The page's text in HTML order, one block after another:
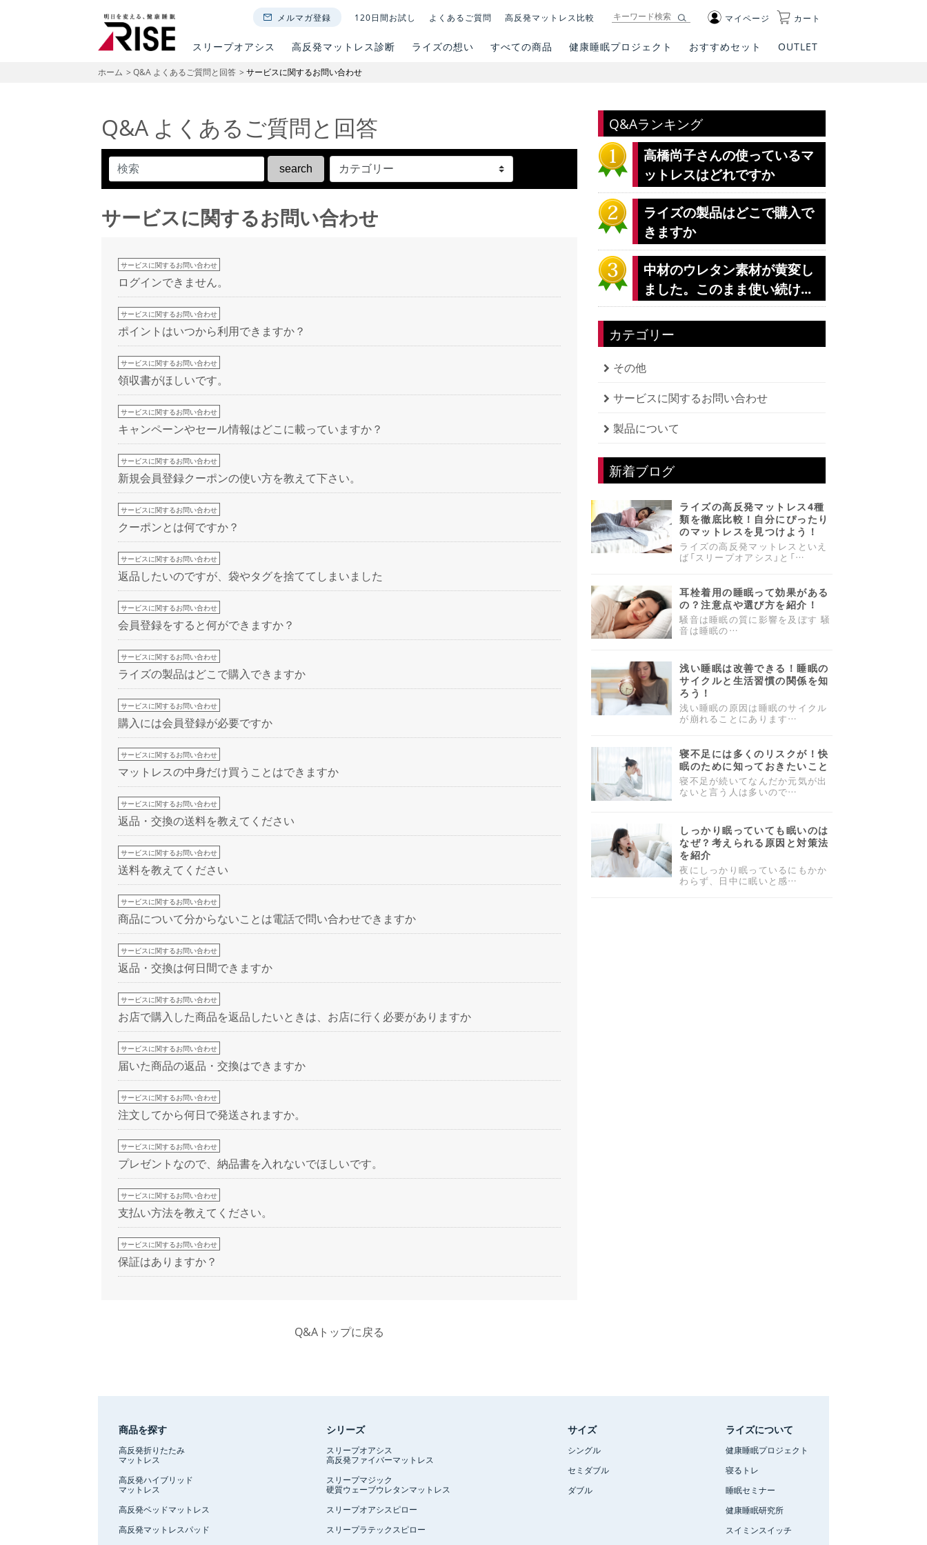
マイページ カート
メルマガ登録 120日間お試し よくあるご質問 高反発マットレス比較
スリープオアシス 高反発マットレス診断 ライズの想い すべての商品 健康睡眠プロジェクト おすすめセット OUTLET
ホーム Q&A よくあるご質問と回答 サービスに関するお問い合わせ
Q&A よくあるご質問と回答
サービスに関するお問い合わせ
サービスに関するお問い合わせ
ログインできません。
サービスに関するお問い合わせ
ポイントはいつから利用できますか？
サービスに関するお問い合わせ
領収書がほしいです。
サービスに関するお問い合わせ
キャンペーンやセール情報はどこに載っていますか？
サービスに関するお問い合わせ
新規会員登録クーポンの使い方を教えて下さい。
サービスに関するお問い合わせ
クーポンとは何ですか？
サービスに関するお問い合わせ
返品したいのですが、袋やタグを捨ててしまいました
サービスに関するお問い合わせ
会員登録をすると何ができますか？
サービスに関するお問い合わせ
ライズの製品はどこで購入できますか
サービスに関するお問い合わせ
購入には会員登録が必要ですか
サービスに関するお問い合わせ
マットレスの中身だけ買うことはできますか
サービスに関するお問い合わせ
返品・交換の送料を教えてください
サービスに関するお問い合わせ
送料を教えてください
サービスに関するお問い合わせ
商品について分からないことは電話で問い合わせできますか
サービスに関するお問い合わせ
返品・交換は何日間できますか
サービスに関するお問い合わせ
お店で購入した商品を返品したいときは、お店に行く必要がありますか
サービスに関するお問い合わせ
届いた商品の返品・交換はできますか
サービスに関するお問い合わせ
注文してから何日で発送されますか。
サービスに関するお問い合わせ
プレゼントなので、納品書を入れないでほしいです。
サービスに関するお問い合わせ
支払い方法を教えてください。
サービスに関するお問い合わせ
保証はありますか？
Q&Aトップに戻る
Q&Aランキング
高橋尚子さんの使っているマ
ットレスはどれですか
ライズの製品はどこで購入で
きますか
中材のウレタン素材が黄変し
ました。このまま使い続け...
カテゴリー
その他
サービスに関するお問い合わせ
製品について
新着ブログ
ライズの高反発マットレス4種
類を徹底比較！自分にぴったり
のマットレスを見つけよう！
ライズの高反発マットレスといえ
ば「スリープオアシス」と「…
耳栓着用の睡眠って効果がある
の？注意点や選び方を紹介！
騒音は睡眠の質に影響を及ぼす 騒
音は睡眠の…
浅い睡眠は改善できる！睡眠の
サイクルと生活習慣の関係を知
ろう！
浅い睡眠の原因は睡眠のサイクル
が崩れることにあります…
寝不足には多くのリスクが！快
眠のために知っておきたいこと
寝不足が続いてなんだか元気が出
ないと言う人は多いので…
しっかり眠っていても眠いのは
なぜ？考えられる原因と対策法
を紹介
夜にしっかり眠っているにもかか
わらず、日中に眠いと感…
商品を探す
高反発折りたたみ
マットレス
高反発ハイブリッド
マットレス
高反発ベッドマットレス
高反発マットレスパッド
シリーズ
スリープオアシス
高反発ファイバーマットレス
スリープマジック
硬質ウェーブウレタンマットレス
スリープオアシスピロー
スリープラテックスピロー
サイズ
シングル
セミダブル
ダブル
ライズについて
健康睡眠プロジェクト
寝るトレ
睡眠セミナー
健康睡眠研究所
スイミンスイッチ